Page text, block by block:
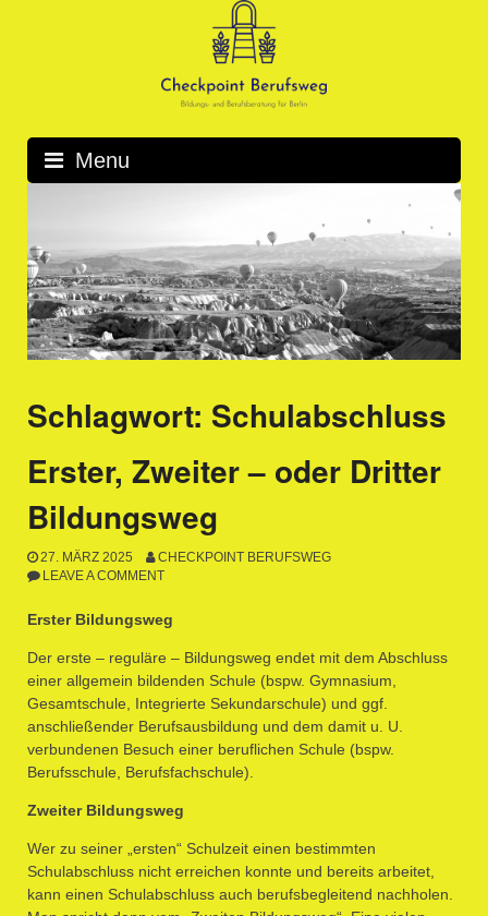
Menu
Schlagwort: Schulabschluss
Erster, Zweiter – oder Dritter
Bildungsweg
27. MÄRZ 2025
CHECKPOINT BERUFSWEG
LEAVE A COMMENT
Erster Bildungsweg
Der erste – reguläre – Bildungsweg endet mit dem Abschluss
einer allgemein bildenden Schule (bspw. Gymnasium,
Gesamtschule, Integrierte Sekundarschule) und ggf.
anschließender Berufsausbildung und dem damit u. U.
verbundenen Besuch einer beruflichen Schule (bspw.
Berufsschule, Berufsfachschule).
Zweiter Bildungsweg
Wer zu seiner „ersten“ Schulzeit einen bestimmten
Schulabschluss nicht erreichen konnte und bereits arbeitet,
kann einen Schulabschluss auch berufsbegleitend nachholen.